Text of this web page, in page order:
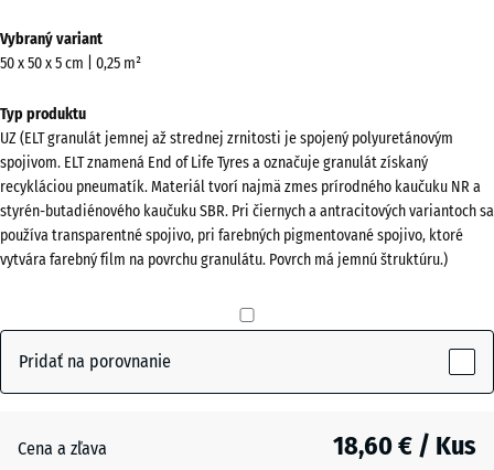
informácií
o
Zobraziť
farebnú
paletu
Bridlicová
sivá(active)
Antracit
červená
Vybraný variant
50 x 50 x 5 cm | 0,25 m²
Typ produktu
UZ (ELT granulát jemnej až strednej zrnitosti je spojený polyuretánovým
spojivom. ELT znamená End of Life Tyres a označuje granulát získaný
recykláciou pneumatík. Materiál tvorí najmä zmes prírodného kaučuku NR a
styrén-butadiénového kaučuku SBR. Pri čiernych a antracitových variantoch sa
používa transparentné spojivo, pri farebných pigmentované spojivo, ktoré
vytvára farebný film na povrchu granulátu. Povrch má jemnú štruktúru.)
Pridať na porovnanie
Cena a zľava 18,60 € / Kus